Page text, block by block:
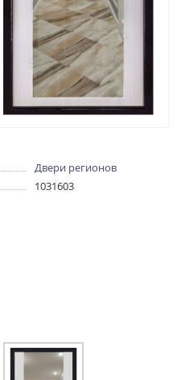
Двери регионов
1031603